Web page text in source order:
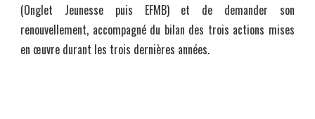
(Onglet Jeunesse puis EFMB) et de demander son
renouvellement, accompagné du bilan des trois actions mises
en œuvre durant les trois dernières années.